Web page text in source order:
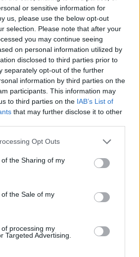
or sensitive information for
us, please use the below opt-out
selection. Please note that after your
you may continue seeing
on personal information utilized by
disclosed to third parties prior to
separately opt-out of the further
information by third parties on the
participants. This information may
to third parties on the IAB’s List of
that may further disclose it to other
app uses one or more Google
or usage behaviour. You may click to
to Google and its third-party tags to
specified purposes in below Google
Opt Outs
the Sharing of my
the Sale of my
processing my
Targeted Advertising.
l’importanza della
conoscenza del percorso e
di emergenza quando si
dimontagna. L’uso combinato di
a terra e tecnologie di ricerca
le operazioni con un
coppia.
giornalista trentino
anni Coppa del Mondo di sci,
e alpinismo; racconta gare,
della montagna con
tecnica e passione per le terre